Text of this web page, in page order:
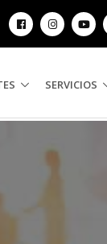
SERVICIOS